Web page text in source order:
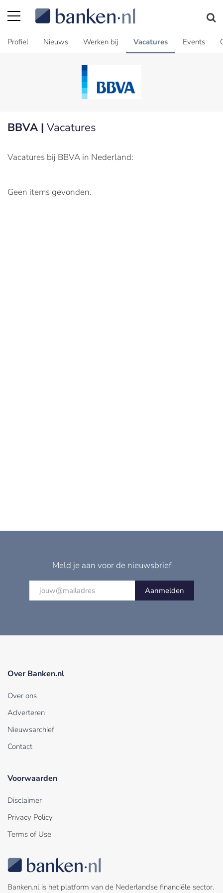
Profiel Nieuws Werken bij Vacatures Events
BBVA | Vacatures
Vacatures bij BBVA in Nederland:
Geen items gevonden.
Meld je aan voor de nieuwsbrief
Aanmelden
Over Banken.nl
Over ons
Adverteren
Nieuwsarchief
Contact
Voorwaarden
Disclaimer
Privacy Policy
Terms of Use
Banken.nl is het platform van de Nederlandse financiële sector.